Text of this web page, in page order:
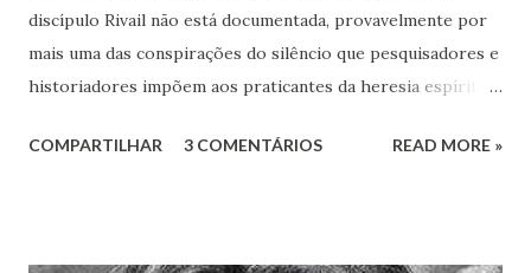
discípulo Rivail não está documentada, provavelmente por
mais uma das conspirações do silêncio que pesquisadores e
historiadores impõem aos praticantes da heresia espírita
de Pestalozzi a amigos, familiares, discípulos, reis,
COMPARTILHAR 3 COMENTÁRIOS READ MORE »